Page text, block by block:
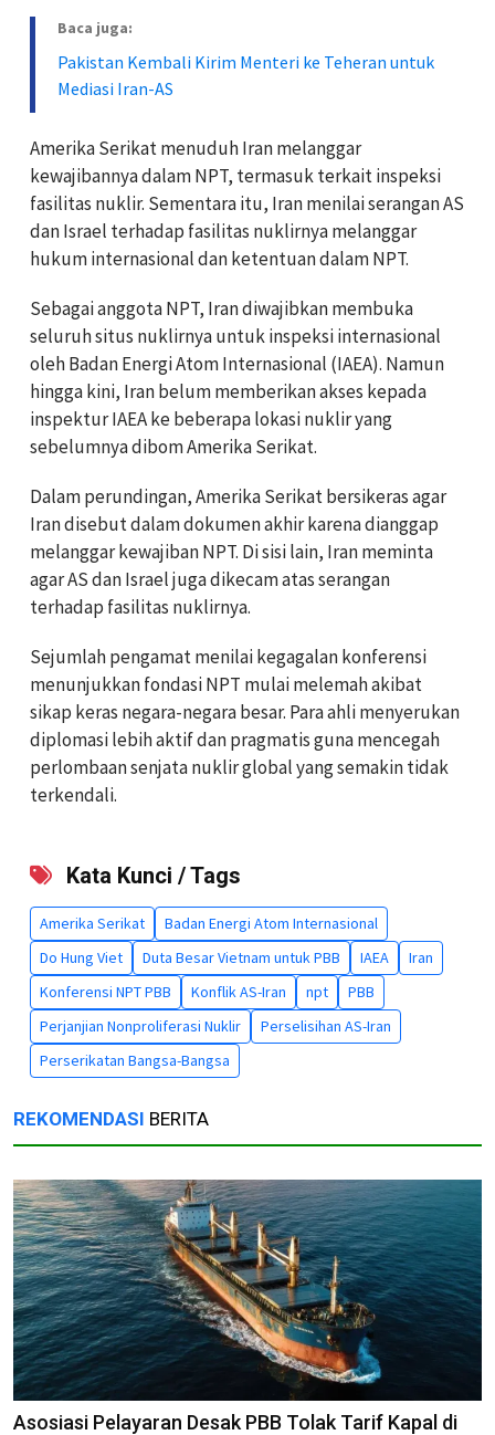
Baca juga:
Pakistan Kembali Kirim Menteri ke Teheran untuk
Mediasi Iran-AS
Amerika Serikat menuduh Iran melanggar
kewajibannya dalam NPT, termasuk terkait inspeksi
fasilitas nuklir. Sementara itu, Iran menilai serangan AS
dan Israel terhadap fasilitas nuklirnya melanggar
hukum internasional dan ketentuan dalam NPT.
Sebagai anggota NPT, Iran diwajibkan membuka
seluruh situs nuklirnya untuk inspeksi internasional
oleh Badan Energi Atom Internasional (IAEA). Namun
hingga kini, Iran belum memberikan akses kepada
inspektur IAEA ke beberapa lokasi nuklir yang
sebelumnya dibom Amerika Serikat.
Dalam perundingan, Amerika Serikat bersikeras agar
Iran disebut dalam dokumen akhir karena dianggap
melanggar kewajiban NPT. Di sisi lain, Iran meminta
agar AS dan Israel juga dikecam atas serangan
terhadap fasilitas nuklirnya.
Sejumlah pengamat menilai kegagalan konferensi
menunjukkan fondasi NPT mulai melemah akibat
sikap keras negara-negara besar. Para ahli menyerukan
diplomasi lebih aktif dan pragmatis guna mencegah
perlombaan senjata nuklir global yang semakin tidak
terkendali.
Kata Kunci / Tags
Amerika Serikat
Badan Energi Atom Internasional
Do Hung Viet
Duta Besar Vietnam untuk PBB IAEA
Iran
Konferensi NPT PBB
Konflik AS-Iran npt
PBB
Perjanjian Nonproliferasi Nuklir
Perselisihan AS-Iran
Perserikatan Bangsa-Bangsa
REKOMENDASI BERITA
Asosiasi Pelayaran Desak PBB Tolak Tarif Kapal di